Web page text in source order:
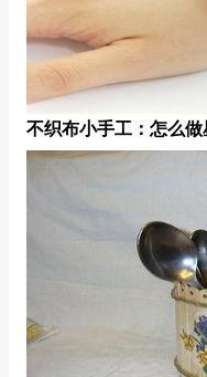
不织布小手工：怎么做